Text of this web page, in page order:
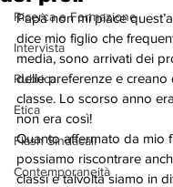
Ricerca e Formazione
Intervista
Rubrica
Etica
Flash Sindacali
Contemporaneità
Papà non mi piace
dice mio figlio che
media, sono arrivati dei
delle preferenze e creano
classe. Lo scorso anno
non era così!
Quanto affermato da mio
possiamo riscontrare
classi e talvolta siamo in